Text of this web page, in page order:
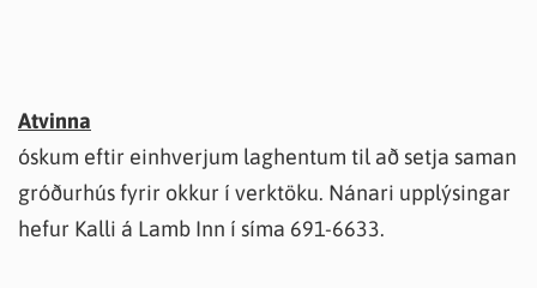
Atvinna
óskum eftir einhverjum laghentum til að setja saman
gróðurhús fyrir okkur í verktöku. Nánari upplýsingar
hefur Kalli á Lamb Inn í síma 691-6633.